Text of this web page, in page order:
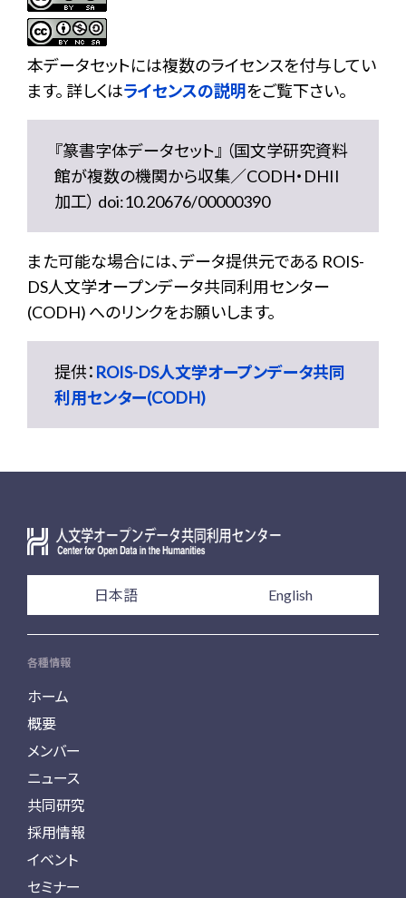
本データセットには複数のライセンスを付与してい
ます。 詳しくはライセンスの説明をご覧下さい。
『篆書字体データセット』 （国文学研究資料
館が複数の機関から収集／CODH・DHII
加工） doi:10.20676/00000390
また可能な場合には、データ提供元である ROIS-
DS人文学オープンデータ共同利用センター
(CODH) へのリンクをお願いします。
提供： ROIS-DS人文学オープンデータ共同
利用センター(CODH)
日本語 English
各種情報
ホーム
概要
メンバー
ニュース
共同研究
採用情報
イベント
セミナー